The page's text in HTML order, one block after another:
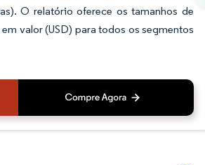
O relatório oferece os tamanhos de
valor (USD) para todos os segmentos